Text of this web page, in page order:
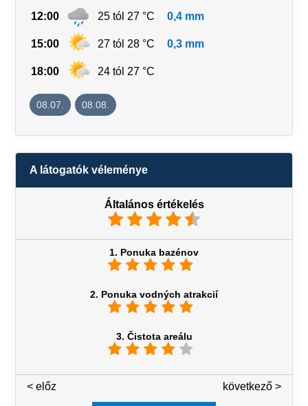
12:00 25 tól 27 °C 0,4 mm
15:00 27 tól 28 °C 0,3 mm
18:00 24 tól 27 °C
08.07. 08.08.
A látogatók véleménye
Általános értékelés
1. Ponuka bazénov
2. Ponuka vodných atrakcií
3. Čistota areálu
következő >
< előz